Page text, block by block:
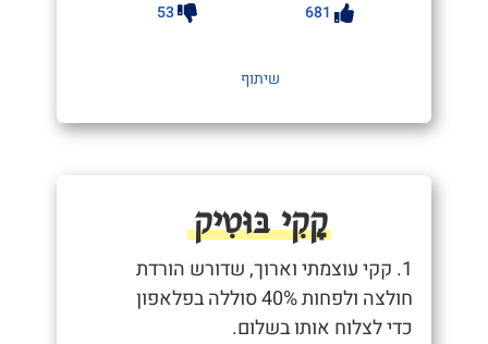
681
53
שיתוף
קָקִי בּוּטִיק
1. קקי עוצמתי וארוך, שדורש הורדת
חולצה ולפחות 40% סוללה בפלאפון
כדי לצלוח אותו בשלום.